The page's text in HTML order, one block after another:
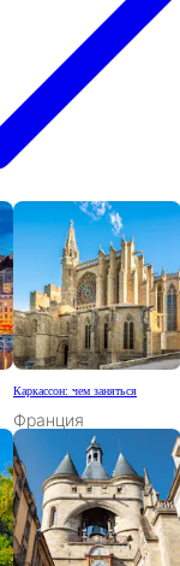
Каркассон: чем заняться
Франция